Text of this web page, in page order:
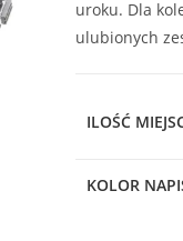
uroku. Dla
ulubionych
ILOŚĆ
KOLOR